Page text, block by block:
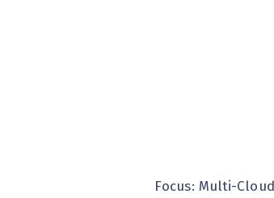
Focus: Multi-Cloud